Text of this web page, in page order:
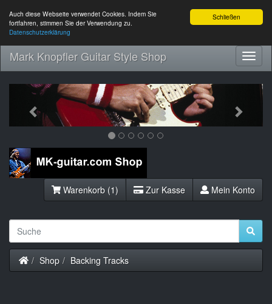
Schließen
Auch diese Webseite verwendet Cookies. Indem Sie
fortfahren, stimmen Sie der Verwendung zu.
Datenschutzerklärung
Mark Knopfler Guitar Style Shop
Previous Next
Warenkorb (1) Zur Kasse Mein Konto
Startseite
Shop Backing Tracks